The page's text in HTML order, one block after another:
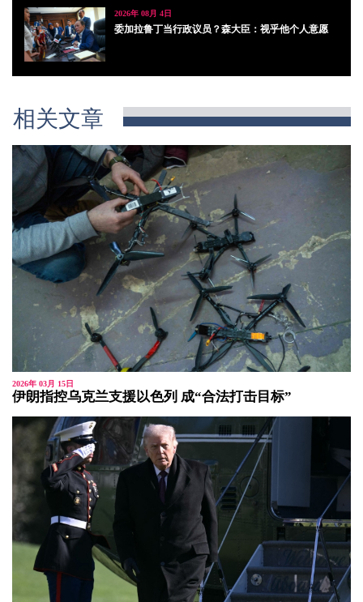
2026年 08月 4日
委加拉鲁丁当行政议员？森大臣：视乎他个人意愿
相关文章
2026年 03月 15日
伊朗指控乌克兰支援以色列 成“合法打击目标”